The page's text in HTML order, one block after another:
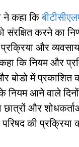
ने कहा कि
करने का
और
कहा कि नियम और
बोडो में प्रकाशित
आने वाले
और
की